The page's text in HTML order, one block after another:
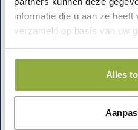
informatie die u aan ze
verzameld op basis van uw
Alles
een proces in je winkel.
je tijdens piekuren moet
boekt of waar je een
stress, fouten in
aanpassingen achteraf,